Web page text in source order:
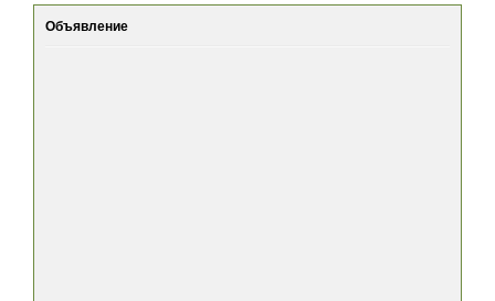
Объявление